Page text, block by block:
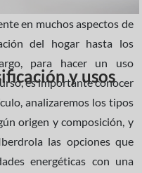
y usos
en muchos aspectos de
del hogar hasta los
para hacer un uso
es importante conocer
analizaremos los tipos
origen y composición, y
las opciones que
energéticas con una